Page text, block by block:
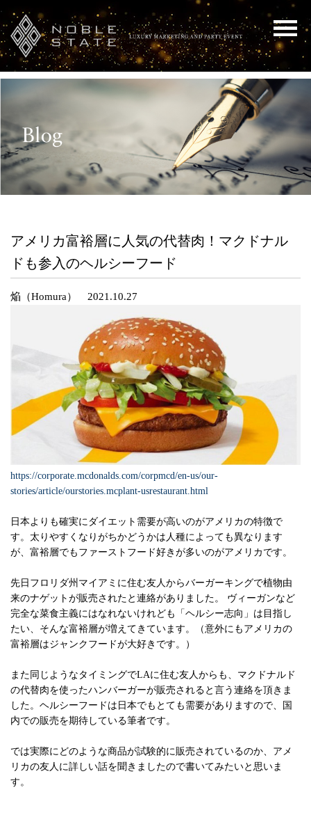
アメリカ富裕層に人気の代替肉！マクドナル
ドも参入のヘルシーフード
焔（Homura） 2021.10.27
https://corporate.mcdonalds.com/corpmcd/en-us/our-
stories/article/ourstories.mcplant-usrestaurant.html
日本よりも確実にダイエット需要が高いのがアメリカの特徴で
す。太りやすくなりがちかどうかは人種によっても異なります
が、富裕層でもファーストフード好きが多いのがアメリカです。
先日フロリダ州マイアミに住む友人からバーガーキングで植物由
来のナゲットが販売されたと連絡がありました。 ヴィーガンなど
完全な菜食主義にはなれないけれども「ヘルシー志向」は目指し
たい、そんな富裕層が増えてきています。（意外にもアメリカの
富裕層はジャンクフードが大好きです。）
また同じようなタイミングでLAに住む友人からも、マクドナルド
の代替肉を使ったハンバーガーが販売されると言う連絡を頂きま
した。ヘルシーフードは日本でもとても需要がありますので、国
内での販売を期待している筆者です。
では実際にどのような商品が試験的に販売されているのか、アメ
リカの友人に詳しい話を聞きましたので書いてみたいと思いま
す。